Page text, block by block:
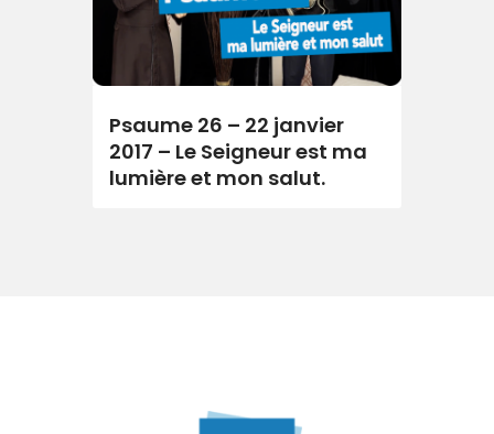
Psaume 26 – 22 janvier
2017 – Le Seigneur est ma
lumière et mon salut.